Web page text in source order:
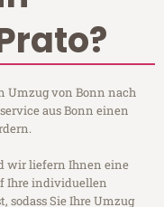
Umzug von Bonn nach
aus Bonn einen
wir liefern Ihnen eine
Ihre individuellen
sodass Sie Ihre Umzug